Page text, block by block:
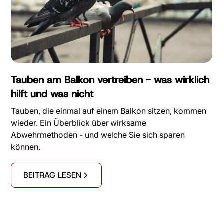
Tauben am Balkon vertreiben - was wirklich
hilft und was nicht
Tauben, die einmal auf einem Balkon sitzen, kommen
wieder. Ein Überblick über wirksame
Abwehrmethoden - und welche Sie sich sparen
können.
BEITRAG LESEN